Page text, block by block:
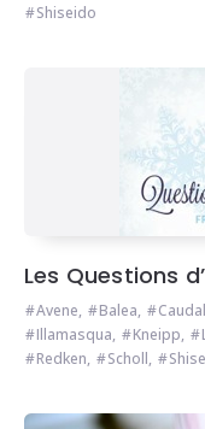
Shiseido
Les Questions
Avene, Balea,
Illamasqua, Kneipp,
Redken, Scholl,